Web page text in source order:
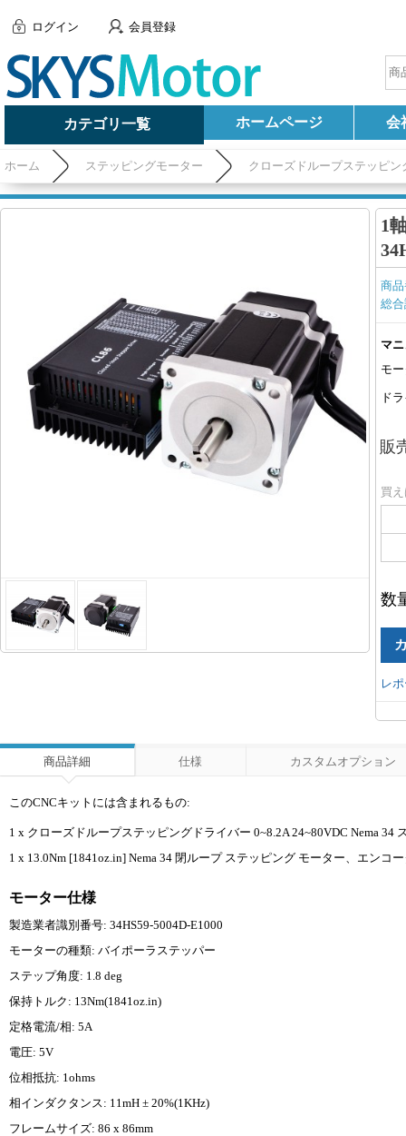
ログイン 会員登録
カテゴリ一覧 ホームページ 会
ホーム ステッピングモーター クローズドループステッピン
(Nema 34 モーター&ドライバー)
1
商
総
マ
モ
ド
販
買
数
レ
商品詳細 仕様 カスタムオプション
このCNCキットには含まれるもの:
1 x クローズドループステッピングドライバー 0~8.2A 24~80VDC Nema 34
1 x 13.0Nm [1841oz.in] Nema 34 閉ループ ステッピング モーター、エンコ
モーター仕様
製造業者識別番号: 34HS59-5004D-E1000
モーターの種類: バイポーラステッパー
ステップ角度: 1.8 deg
保持トルク: 13Nm(1841oz.in)
定格電流/相: 5A
電圧: 5V
位相抵抗: 1ohms
相インダクタンス: 11mH ± 20%(1KHz)
フレームサイズ: 86 x 86mm